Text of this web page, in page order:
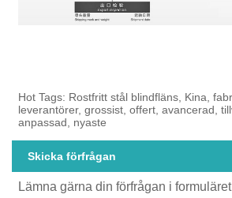
Hot Tags: Rostfritt stål blindfläns, Kina,
leverantörer, grossist, offert, avancerad,
anpassad, nyaste
Skicka förfrågan
Lämna gärna din förfrågan i